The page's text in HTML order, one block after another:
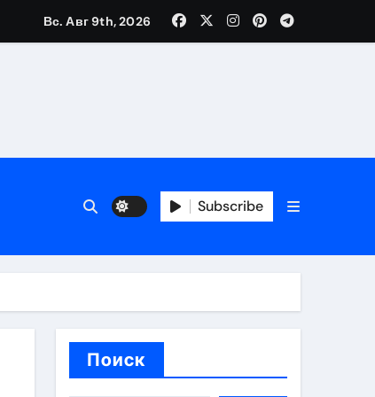
росту и полу
планированию поездки
Вс. Авг 9th, 2026
Subscribe
Поиск